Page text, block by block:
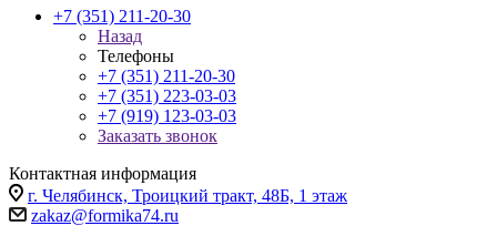
+7 (351) 211-20-30
Назад
Телефоны
+7 (351) 211-20-30
+7 (351) 223-03-03
+7 (919) 123-03-03
Заказать звонок
Контактная информация
г. Челябинск, Троицкий тракт, 48Б, 1 этаж
zakaz@formika74.ru